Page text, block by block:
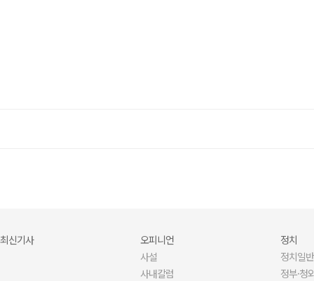
최신기사
오피니언
사설
사내칼럼
정치
정치일반
정부·청